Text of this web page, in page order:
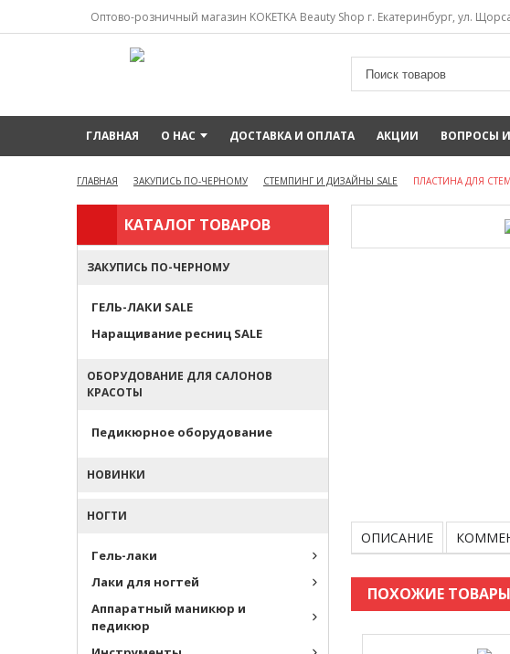
Оптово-розничный магазин KOKETKA Beauty Shop г. Екатеринбург, ул.
ГЛАВНАЯ О НАС ДОСТАВКА И ОПЛАТА АКЦИИ ВОПРОСЫ
ГЛАВНАЯ ЗАКУПИСЬ ПО-ЧЕРНОМУ СТЕМПИНГ И ДИЗАЙНЫ SALE ПЛАСТИНА ДЛЯ
КАТАЛОГ ТОВАРОВ
ЗАКУПИСЬ ПО-ЧЕРНОМУ
ГЕЛЬ-ЛАКИ SALE
Наращивание ресниц SALE
ОБОРУДОВАНИЕ ДЛЯ САЛОНОВ
КРАСОТЫ
Педикюрное оборудование
НОВИНКИ
НОГТИ
Гель-лаки
Лаки для ногтей
Аппаратный маникюр и
педикюр
ОПИСАНИЕ
ПОХОЖИЕ